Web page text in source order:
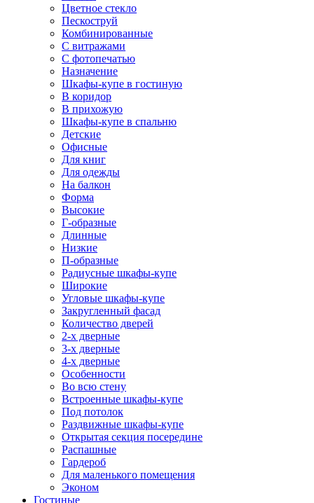
Цветное стекло
Пескоструй
Комбинированные
С витражами
С фотопечатью
Назначение
Шкафы-купе в гостиную
В коридор
В прихожую
Шкафы-купе в спальню
Детские
Офисные
Для книг
Для одежды
На балкон
Форма
Высокие
Г-образные
Длинные
Низкие
П-образные
Радиусные шкафы-купе
Широкие
Угловые шкафы-купе
Закругленный фасад
Количество дверей
2-х дверные
3-х дверные
4-х дверные
Особенности
Во всю стену
Встроенные шкафы-купе
Под потолок
Раздвижные шкафы-купе
Открытая секция посередине
Распашные
Гардероб
Для маленького помещения
Эконом
Гостиные